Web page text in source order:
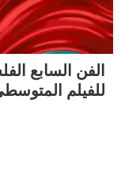
الفن السابع
للفيلم